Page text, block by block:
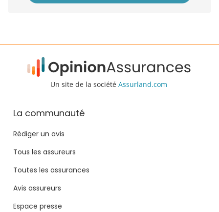
Un site de la société Assurland.com
La communauté
Rédiger un avis
Tous les assureurs
Toutes les assurances
Avis assureurs
Espace presse